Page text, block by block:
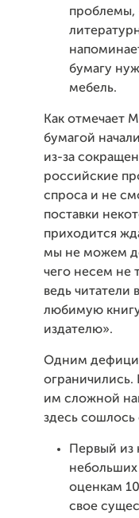
проблемы,
бумагу
мебель.
Как отмечает
бумагой
из-за
российские
спроса и не
поставки
приходится
мы не можем
чего несем не
ведь читатели
любимую книгу
издателю».
Одним
ограничились.
им сложной
здесь сошлось
Первый из
оценкам
свое